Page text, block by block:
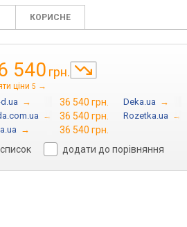
КОРИСНЕ
540 грн.
ціни 5 →
→ 36 540 грн. Deka.ua →
→ 36 540 грн. Rozetka.ua →
→
36 540 грн.
додати до порівняння